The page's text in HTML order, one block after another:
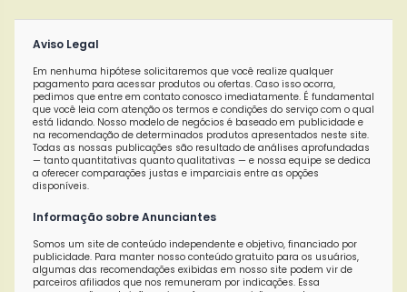
Aviso Legal
Em nenhuma hipótese solicitaremos que você realize qualquer
pagamento para acessar produtos ou ofertas. Caso isso ocorra,
pedimos que entre em contato conosco imediatamente. É fundamental
que você leia com atenção os termos e condições do serviço com o qual
está lidando. Nosso modelo de negócios é baseado em publicidade e
na recomendação de determinados produtos apresentados neste site.
Todas as nossas publicações são resultado de análises aprofundadas
— tanto quantitativas quanto qualitativas — e nossa equipe se dedica
a oferecer comparações justas e imparciais entre as opções
disponíveis.
Informação sobre Anunciantes
Somos um site de conteúdo independente e objetivo, financiado por
publicidade. Para manter nosso conteúdo gratuito para os usuários,
algumas das recomendações exibidas em nosso site podem vir de
parceiros afiliados que nos remuneram por indicações. Essa